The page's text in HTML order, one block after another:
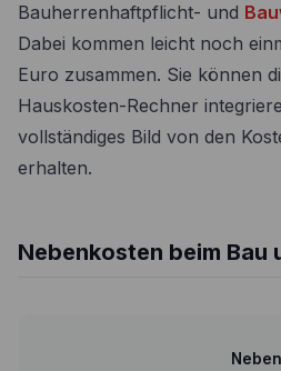
Bauherrenhaftpflicht- und
Dabei kommen leicht noch
Euro zusammen. Sie können
Hauskosten-Rechner
vollständiges Bild von den
erhalten.
Nebenkosten beim Bau